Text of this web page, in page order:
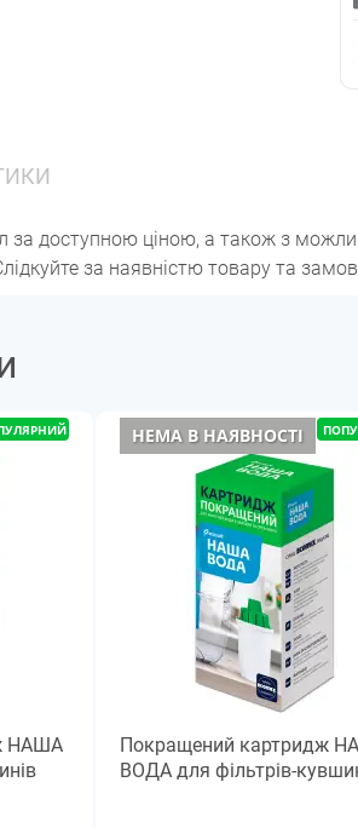
доступною ціною, а також з
за наявністю товару та
НАША
НЕМА В НАЯВНОСТІ
Покращений картридж
ВОДА для фільтрів-